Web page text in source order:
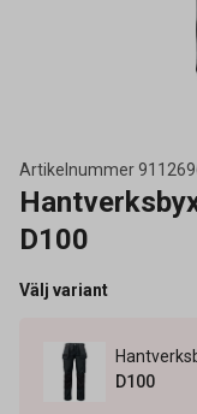
Artikelnummer
D100
Välj variant
D100